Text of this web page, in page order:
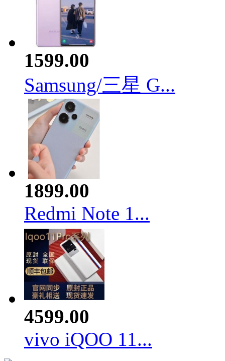
1599.00
Samsung/三星 G...
1899.00
Redmi Note 1...
4599.00
vivo iQOO 11...